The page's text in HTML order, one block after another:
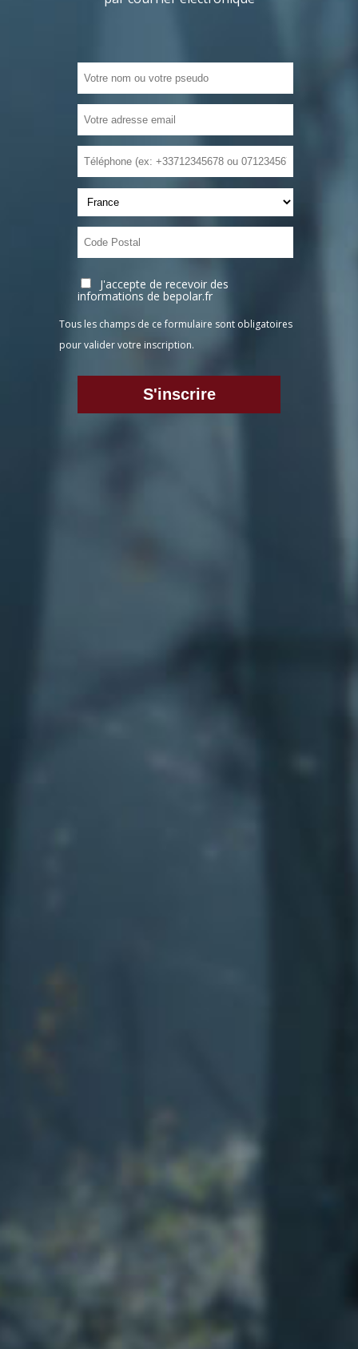
J'accepte de recevoir des
informations de bepolar.fr
Tous les champs de ce formulaire sont obligatoires
pour valider votre inscription.